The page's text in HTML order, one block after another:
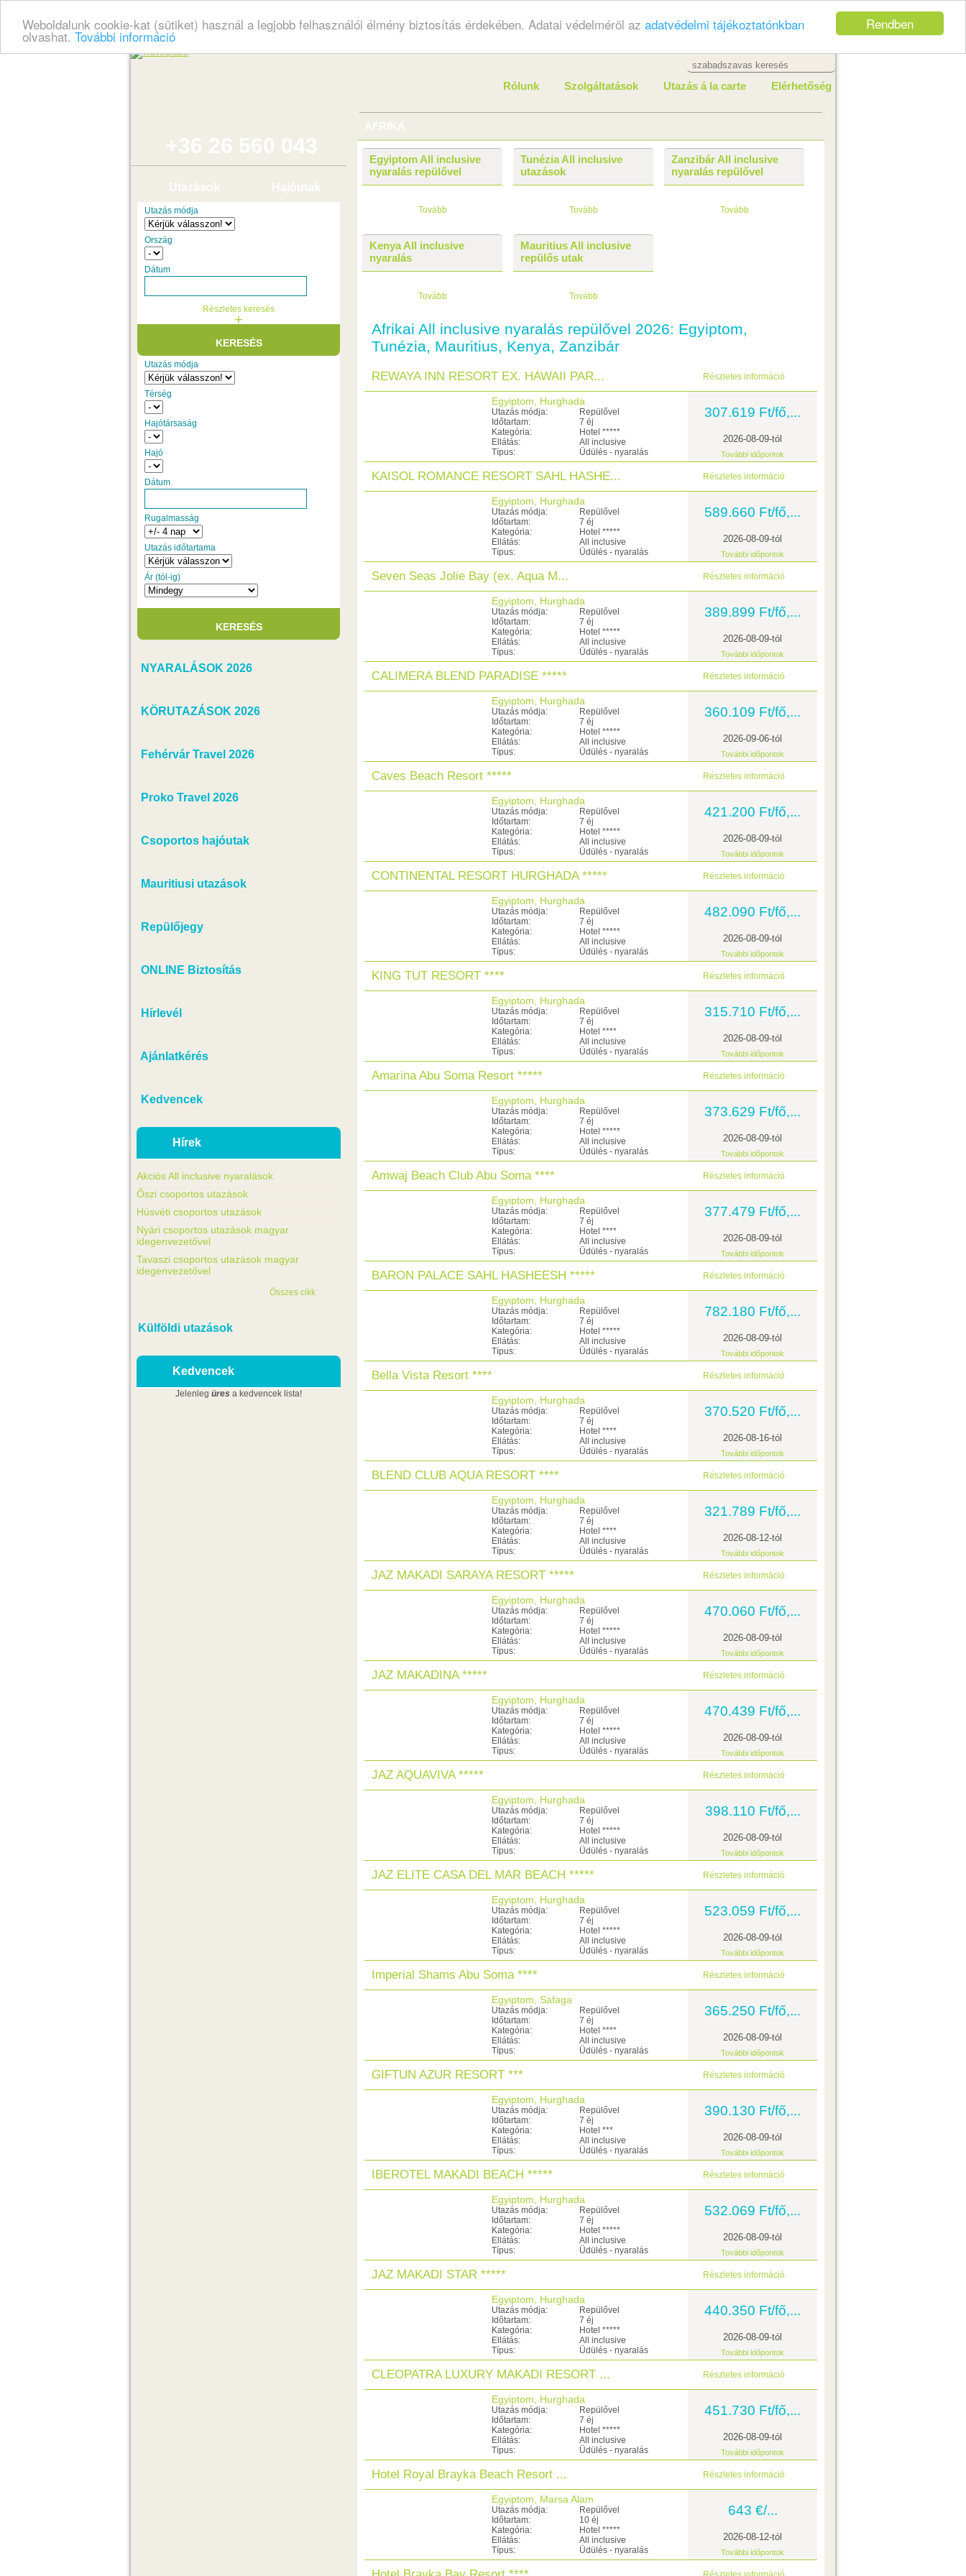
Rendben
Weboldalunk cookie-kat (sütiket) használ a legjobb felhasználói élmény biztosítás érdekében. Adatai védelméröl az adatvédelmi tájékoztatónkban
olvashat. További információ
Rólunk Szolgáltatások Utazás á la carte Elérhetőség
+36 26 560 043
Utazások Hajóutak
Utazás módja
Ország
Dátum
Részletes keresés
+
Utazás módja
Térség
Hajótársaság
Hajó
Dátum
Rugalmasság
Utazás időtartama
Ár (tól-ig)
NYARALÁSOK 2026
KÖRUTAZÁSOK 2026
Fehérvár Travel 2026
Proko Travel 2026
Csoportos hajóutak
Mauritiusi utazások
Repülőjegy
ONLINE Biztosítás
Hírlevél
Ajánlatkérés
Kedvencek
Hírek
Akciós All inclusive nyaralások
Őszi csoportos utazások
Húsvéti csoportos utazások
Nyári csoportos utazások magyar
idegenvezetővel
Tavaszi csoportos utazások magyar
idegenvezetővel
Összes cikk
Külföldi utazások
Kedvencek
Jelenleg üres a kedvencek lista!
AFRIKA
Egyiptom All inclusive
nyaralás repülővel
Tovább
Tunézia All inclusive
utazások
Tovább
Zanzibár All inclusive
nyaralás repülővel
Tovább
Kenya All inclusive
nyaralás
Tovább
Mauritius All inclusive
repülős utak
Tovább
Afrikai All inclusive nyaralás repülővel 2026: Egyiptom,
Tunézia, Mauritius, Kenya, Zanzibár
REWAYA INN RESORT EX. HAWAII PAR... Részletes információ
Egyiptom, Hurghada
Utazás módja:
Repülővel
Időtartam:
7 éj
Kategória:
Hotel *****
Ellátás:
All inclusive
Típus:
Üdülés - nyaralás
307.619 Ft/fő,...
2026-08-09-tól
További időpontok
KAISOL ROMANCE RESORT SAHL HASHE... Részletes információ
Egyiptom, Hurghada
Utazás módja:
Repülővel
Időtartam:
7 éj
Kategória:
Hotel *****
Ellátás:
All inclusive
Típus:
Üdülés - nyaralás
589.660 Ft/fő,...
2026-08-09-tól
További időpontok
Seven Seas Jolie Bay (ex. Aqua M... Részletes információ
Egyiptom, Hurghada
Utazás módja:
Repülővel
Időtartam:
7 éj
Kategória:
Hotel *****
Ellátás:
All inclusive
Típus:
Üdülés - nyaralás
389.899 Ft/fő,...
2026-08-09-tól
További időpontok
CALIMERA BLEND PARADISE ***** Részletes információ
Egyiptom, Hurghada
Utazás módja:
Repülővel
Időtartam:
7 éj
Kategória:
Hotel *****
Ellátás:
All inclusive
Típus:
Üdülés - nyaralás
360.109 Ft/fő,...
2026-09-06-tól
További időpontok
Caves Beach Resort ***** Részletes információ
Egyiptom, Hurghada
Utazás módja:
Repülővel
Időtartam:
7 éj
Kategória:
Hotel *****
Ellátás:
All inclusive
Típus:
Üdülés - nyaralás
421.200 Ft/fő,...
2026-08-09-tól
További időpontok
CONTINENTAL RESORT HURGHADA ***** Részletes információ
Egyiptom, Hurghada
Utazás módja:
Repülővel
Időtartam:
7 éj
Kategória:
Hotel *****
Ellátás:
All inclusive
Típus:
Üdülés - nyaralás
482.090 Ft/fő,...
2026-08-09-tól
További időpontok
KING TUT RESORT **** Részletes információ
Egyiptom, Hurghada
Utazás módja:
Repülővel
Időtartam:
7 éj
Kategória:
Hotel ****
Ellátás:
All inclusive
Típus:
Üdülés - nyaralás
315.710 Ft/fő,...
2026-08-09-tól
További időpontok
Amarina Abu Soma Resort ***** Részletes információ
Egyiptom, Hurghada
Utazás módja:
Repülővel
Időtartam:
7 éj
Kategória:
Hotel *****
Ellátás:
All inclusive
Típus:
Üdülés - nyaralás
373.629 Ft/fő,...
2026-08-09-tól
További időpontok
Amwaj Beach Club Abu Soma **** Részletes információ
Egyiptom, Hurghada
Utazás módja:
Repülővel
Időtartam:
7 éj
Kategória:
Hotel ****
Ellátás:
All inclusive
Típus:
Üdülés - nyaralás
377.479 Ft/fő,...
2026-08-09-tól
További időpontok
BARON PALACE SAHL HASHEESH ***** Részletes információ
Egyiptom, Hurghada
Utazás módja:
Repülővel
Időtartam:
7 éj
Kategória:
Hotel *****
Ellátás:
All inclusive
Típus:
Üdülés - nyaralás
782.180 Ft/fő,...
2026-08-09-tól
További időpontok
Bella Vista Resort **** Részletes információ
Egyiptom, Hurghada
Utazás módja:
Repülővel
Időtartam:
7 éj
Kategória:
Hotel ****
Ellátás:
All inclusive
Típus:
Üdülés - nyaralás
370.520 Ft/fő,...
2026-08-16-tól
További időpontok
BLEND CLUB AQUA RESORT **** Részletes információ
Egyiptom, Hurghada
Utazás módja:
Repülővel
Időtartam:
7 éj
Kategória:
Hotel ****
Ellátás:
All inclusive
Típus:
Üdülés - nyaralás
321.789 Ft/fő,...
2026-08-12-tól
További időpontok
JAZ MAKADI SARAYA RESORT ***** Részletes információ
Egyiptom, Hurghada
Utazás módja:
Repülővel
Időtartam:
7 éj
Kategória:
Hotel *****
Ellátás:
All inclusive
Típus:
Üdülés - nyaralás
470.060 Ft/fő,...
2026-08-09-tól
További időpontok
JAZ MAKADINA ***** Részletes információ
Egyiptom, Hurghada
Utazás módja:
Repülővel
Időtartam:
7 éj
Kategória:
Hotel *****
Ellátás:
All inclusive
Típus:
Üdülés - nyaralás
470.439 Ft/fő,...
2026-08-09-tól
További időpontok
JAZ AQUAVIVA ***** Részletes információ
Egyiptom, Hurghada
Utazás módja:
Repülővel
Időtartam:
7 éj
Kategória:
Hotel *****
Ellátás:
All inclusive
Típus:
Üdülés - nyaralás
398.110 Ft/fő,...
2026-08-09-tól
További időpontok
JAZ ELITE CASA DEL MAR BEACH ***** Részletes információ
Egyiptom, Hurghada
Utazás módja:
Repülővel
Időtartam:
7 éj
Kategória:
Hotel *****
Ellátás:
All inclusive
Típus:
Üdülés - nyaralás
523.059 Ft/fő,...
2026-08-09-tól
További időpontok
Imperial Shams Abu Soma **** Részletes információ
Egyiptom, Safaga
Utazás módja:
Repülővel
Időtartam:
7 éj
Kategória:
Hotel ****
Ellátás:
All inclusive
Típus:
Üdülés - nyaralás
365.250 Ft/fő,...
2026-08-09-tól
További időpontok
GIFTUN AZUR RESORT *** Részletes információ
Egyiptom, Hurghada
Utazás módja:
Repülővel
Időtartam:
7 éj
Kategória:
Hotel ***
Ellátás:
All inclusive
Típus:
Üdülés - nyaralás
390.130 Ft/fő,...
2026-08-09-tól
További időpontok
IBEROTEL MAKADI BEACH ***** Részletes információ
Egyiptom, Hurghada
Utazás módja:
Repülővel
Időtartam:
7 éj
Kategória:
Hotel *****
Ellátás:
All inclusive
Típus:
Üdülés - nyaralás
532.069 Ft/fő,...
2026-08-09-tól
További időpontok
JAZ MAKADI STAR ***** Részletes információ
Egyiptom, Hurghada
Utazás módja:
Repülővel
Időtartam:
7 éj
Kategória:
Hotel *****
Ellátás:
All inclusive
Típus:
Üdülés - nyaralás
440.350 Ft/fő,...
2026-08-09-tól
További időpontok
CLEOPATRA LUXURY MAKADI RESORT ... Részletes információ
Egyiptom, Hurghada
Utazás módja:
Repülővel
Időtartam:
7 éj
Kategória:
Hotel *****
Ellátás:
All inclusive
Típus:
Üdülés - nyaralás
451.730 Ft/fő,...
2026-08-09-tól
További időpontok
Hotel Royal Brayka Beach Resort ... Részletes információ
Egyiptom, Marsa Alam
Utazás módja:
Repülővel
Időtartam:
10 éj
Kategória:
Hotel *****
Ellátás:
All inclusive
Típus:
Üdülés - nyaralás
643 €/...
2026-08-12-tól
További időpontok